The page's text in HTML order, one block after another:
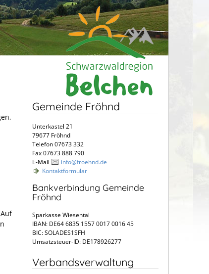
Gemeinde Fröhnd
Unterkastel 21
79677 Fröhnd
Telefon 07673 332
Fax 07673 888 790
E-Mail
info@froehnd.de
Kontaktformular
Bankverbindung Gemeinde
Fröhnd
Sparkasse Wiesental
IBAN: DE64 6835 1557 0017 0016 45
BIC: SOLADES1SFH
Umsatzsteuer-ID: DE178926277
Verbandsverwaltung